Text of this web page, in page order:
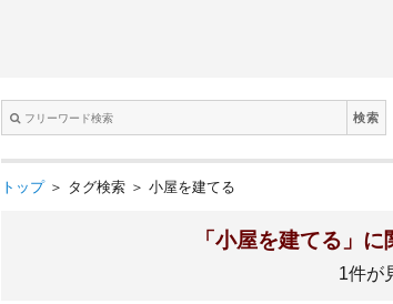
検索
トップ＞ タグ検索 ＞ 小屋を建てる
「小屋を建てる」
1件が